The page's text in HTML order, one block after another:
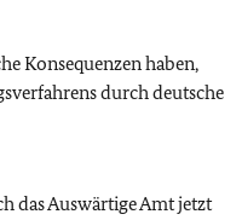
Konsequenzen haben,
durch deutsche
das Auswärtige Amt jetzt